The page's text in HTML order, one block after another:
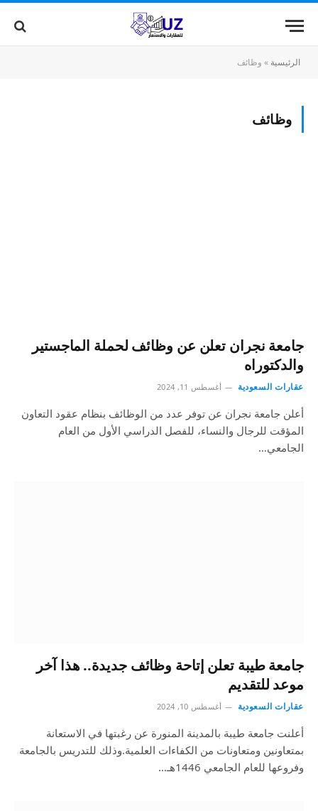
الرئيسية » وظائف
وظائف
جامعة نجران تعلن عن وظائف لحملة الماجستير
والدكتوراه
عقارات السعودية أغسطس 11, 2024
أعلن جامعة نجران عن توفر عدد من الوظائف بنظام عقود التعاون
المؤقت للرجال والنساء، للفصل الدراسي الأول من العام
الجامعي…
جامعة طيبة تعلن إتاحة وظائف جديدة.. هذا آخر
موعد للتقديم
عقارات السعودية أغسطس 10, 2024
أعلنت جامعة طيبة بالمدينة المنورة عن رغبتها في الاستعانة
بمتعاونين ومتعاونات من الكفاءات العلمية.وذلك للتدريس بالجامعة
وفروعها للعام الجامعي 1446هـ…